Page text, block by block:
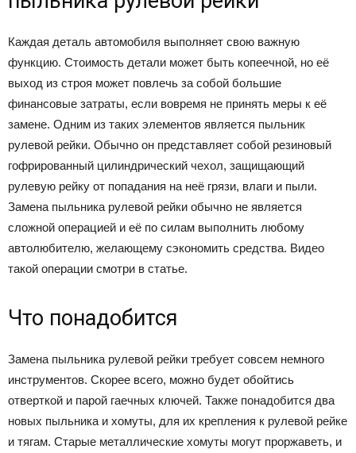
Каждая деталь автомобиля выполняет свою важную
функцию. Стоимость детали может быть копеечной, но её
выход из строя может повлечь за собой большие
финансовые затраты, если вовремя не принять меры к её
замене. Одним из таких элементов является пыльник
рулевой рейки. Обычно он представляет собой резиновый
гофрированный цилиндрический чехол, защищающий
рулевую рейку от попадания на неё грязи, влаги и пыли.
Замена пыльника рулевой рейки обычно не является
сложной операцией и её по силам выполнить любому
автолюбителю, желающему сэкономить средства. Видео
такой операции смотри в статье.
Что понадобится
Замена пыльника рулевой рейки требует совсем немного
инструментов. Скорее всего, можно будет обойтись
отверткой и парой гаечных ключей. Также понадобится два
новых пыльника и хомуты, для их крепления к рулевой рейке
и тягам. Старые металлические хомуты могут проржаветь, и